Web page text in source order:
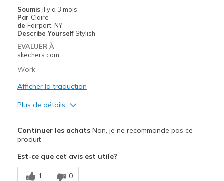
Les meilleures utilisations
Casual Wear
Travel
Sizing
Feels true to size
View On Shoes
Soumis il y a 3 mois
Par Claire
de Fairport, NY
Describe Yourself Stylish
EVALUER À
skechers.com
Work
Afficher la traduction
Plus de détails
Sizing
Feels half size too big
Continuer les achatsNon, je ne recommande pas ce
produit
Est-ce que cet avis est utile?
1 0